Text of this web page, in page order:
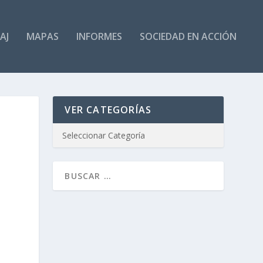
MAPAS INFORMES SOCIEDAD EN ACCIÓN
VER CATEGORÍAS